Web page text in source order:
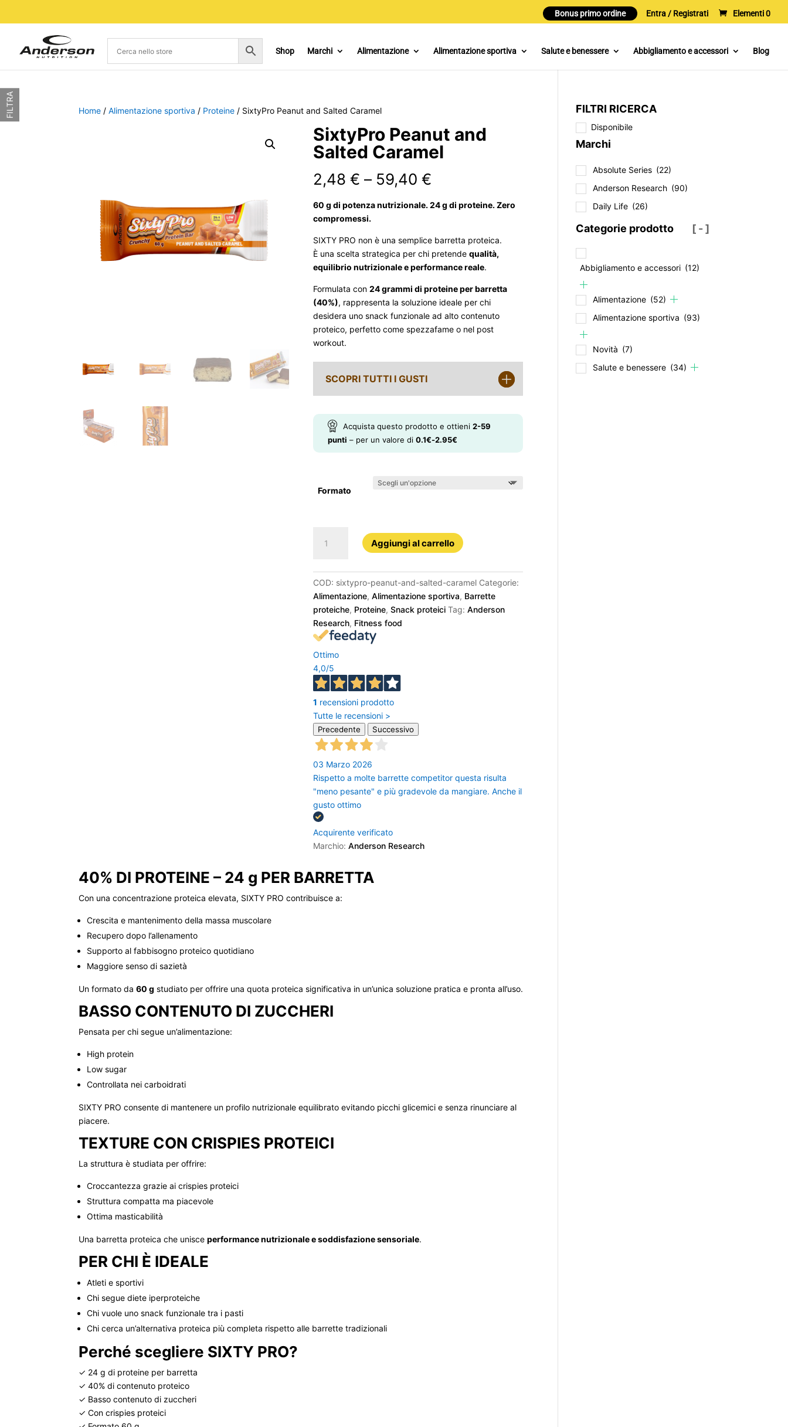
Bonus primo ordine Entra / Registrati Elementi 0
Shop Marchi Alimentazione Alimentazione sportiva Salute e benessere Abbigliamento e accessori Blog
Home /Alimentazione sportiva / Proteine / SixtyPro Peanut and Salted Caramel
SixtyPro Peanut and
Salted Caramel
2,48€ – 59,40€
prezzo:
2,48 €
a
59,40 €
60 g di potenza nutrizionale. 24 g di proteine. Zero
compromessi.
SIXTY PRO non è una semplice barretta proteica.
È una scelta strategica per chi pretendequalità,
equilibrio nutrizionale e performance reale.
Formulata con24 grammi di proteine per barretta
(40%), rappresenta la soluzione ideale per chi
desidera uno snack funzionale ad alto contenuto
proteico, perfetto come spezzafame o nel post
workout.
SCOPRI TUTTI I GUSTI
Acquista questo prodotto e ottieni2-59
punti – per un valore di0.1€-2.95€
Formato
Peanut
Salted
Caramel
quantità
Aggiungi al carrello
COD: sixtypro-peanut-and-salted-caramel Categorie:
Alimentazione,Alimentazione sportiva, Barrette
proteiche, Proteine,Snack proteici Tag:Anderson
Research, Fitness food
Ottimo
4,0/5
1 recensioni prodotto
Tutte le recensioni >
Precedente Successivo
03 Marzo 2026
Rispetto a molte barrette competitor questa risulta
"meno pesante" e più gradevole da mangiare. Anche il
gusto ottimo
Acquirente verificato
Marchio:Anderson Research
40% DI PROTEINE – 24 g PER BARRETTA
Con una concentrazione proteica elevata, SIXTY PRO contribuisce a:
Crescita e mantenimento della massa muscolare
Recupero dopo l’allenamento
Supporto al fabbisogno proteico quotidiano
Maggiore senso di sazietà
Un formato da60 g studiato per offrire una quota proteica significativa in un’unica soluzione pratica e pronta all’uso.
BASSO CONTENUTO DI ZUCCHERI
Pensata per chi segue un’alimentazione:
High protein
Low sugar
Controllata nei carboidrati
SIXTY PRO consente di mantenere un profilo nutrizionale equilibrato evitando picchi glicemici e senza rinunciare al
piacere.
TEXTURE CON CRISPIES PROTEICI
La struttura è studiata per offrire:
Croccantezza grazie ai crispies proteici
Struttura compatta ma piacevole
Ottima masticabilità
Una barretta proteica che unisceperformance nutrizionale e soddisfazione sensoriale.
PER CHI È IDEALE
Atleti e sportivi
Chi segue diete iperproteiche
Chi vuole uno snack funzionale tra i pasti
Chi cerca un’alternativa proteica più completa rispetto alle barrette tradizionali
Perché scegliere SIXTY PRO?
✓ 24 g di proteine per barretta
✓ 40% di contenuto proteico
✓ Basso contenuto di zuccheri
✓ Con crispies proteici
FILTRI RICERCA
Disponibile
Marchi
Absolute Series (22)
Anderson Research (90)
Daily Life (26)
Categorie prodotto [ - ]
Abbigliamento e accessori (12)
Alimentazione (52)
Alimentazione sportiva (93)
Novità (7)
Salute e benessere (34)
FILTRA